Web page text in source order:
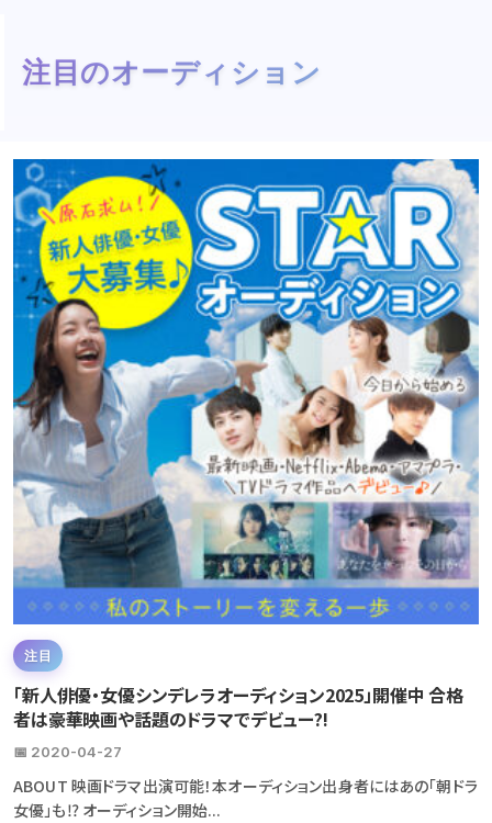
注目のオーディション
注目
「新人俳優・女優シンデレラオーディション2025」開催中 合格
者は豪華映画や話題のドラマでデビュー?!
📅 2020-04-27
ABOUT 映画ドラマ出演可能！本オーディション出身者にはあの「朝ドラ
女優」も⁉ オーディション開始...